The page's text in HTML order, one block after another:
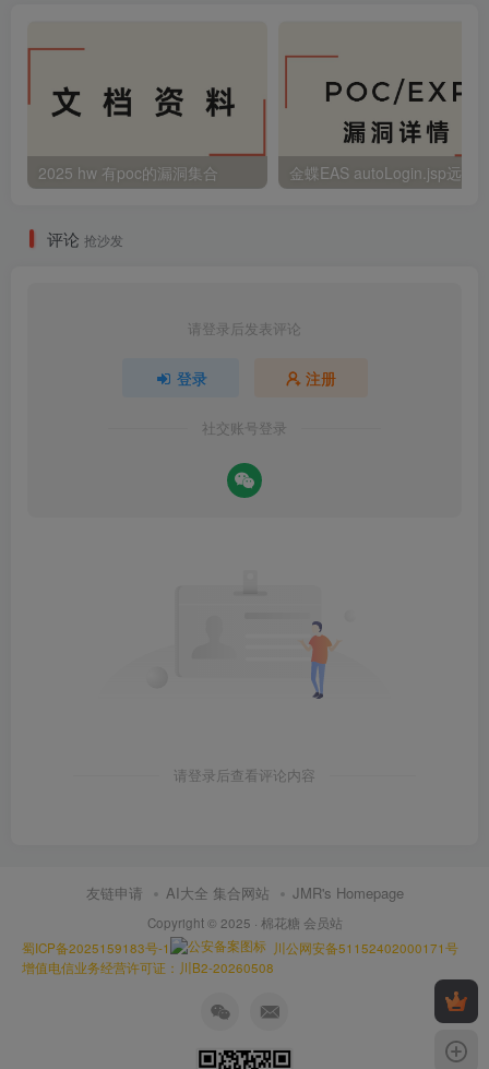
2025 hw 有poc的漏洞集合
评论 抢沙发
请登录后发表评论
登录 注册
社交账号登录
请登录后查看评论内容
友链申请 AI大全 集合网站 JMR's Homepage
Copyright © 2025 · 棉花糖 会员站
蜀ICP备2025159183号-1
川公网安备51152402000171号
增值电信业务经营许可证：川B2-20260508